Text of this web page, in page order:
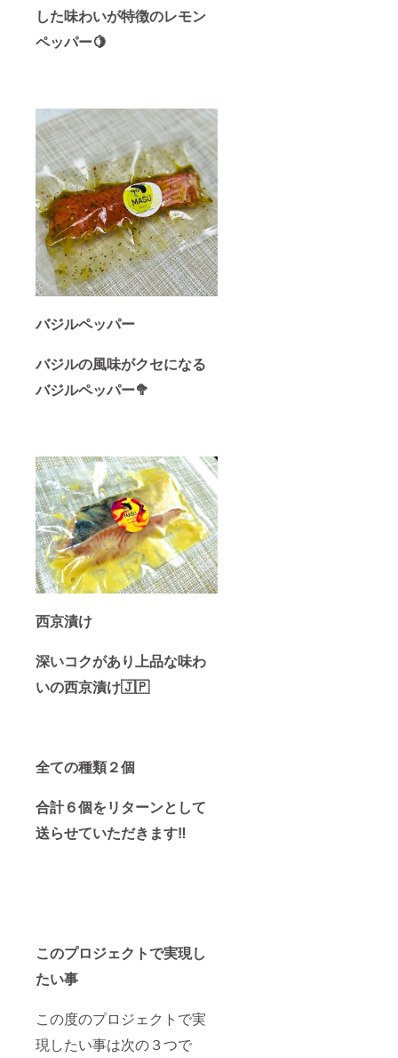
した味わいが特徴のレモン
ペッパー🍋
バジルペッパー
バジルの風味がクセになる
バジルペッパー🥦
西京漬け
深いコクがあり上品な味わ
いの西京漬け🇯🇵
全ての種類２個
合計６個をリターンとして
送らせていただきます‼️
このプロジェクトで実現し
たい事
この度のプロジェクトで実
現したい事は次の３つで